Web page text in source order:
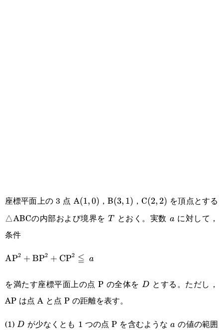
座標平面上の 3 点 A(1,0)
(1,0) ，B(3,1)
(3, 1) ，C(2,2)
(2, 2) を頂点とする
△ABCの内部および境界をT
T とおく。実数 a
a に対して，
条件
\text{AP}^2+\text{BP}^2+\text{CP}^2\leqq a
AP2 + BP2 + CP2 ≦ a
を満たす座標平面上の点 P の全体をD
D とする。ただし，
AP は点 A と点 P の距離を表す。
(1)D
D が少なくとも 1 つの点 P を含むようなa
a の値の範囲